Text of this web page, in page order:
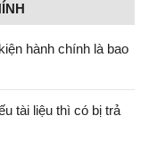
hành chính là bao
tài liệu thì có bị trả